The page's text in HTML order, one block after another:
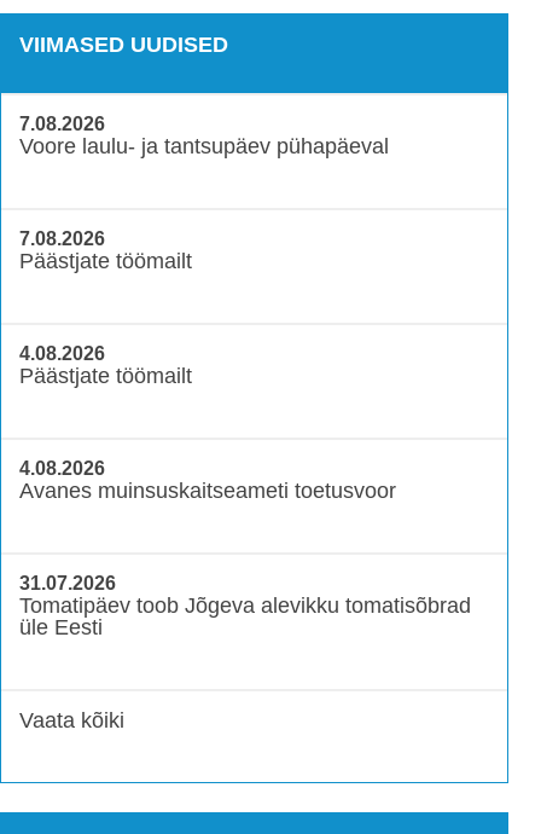
VIIMASED UUDISED
7.08.2026
Voore laulu- ja tantsupäev pühapäeval
7.08.2026
Päästjate töömailt
4.08.2026
Päästjate töömailt
4.08.2026
Avanes muinsuskaitseameti toetusvoor
31.07.2026
Tomatipäev toob Jõgeva alevikku tomatisõbrad
üle Eesti
Vaata kõiki